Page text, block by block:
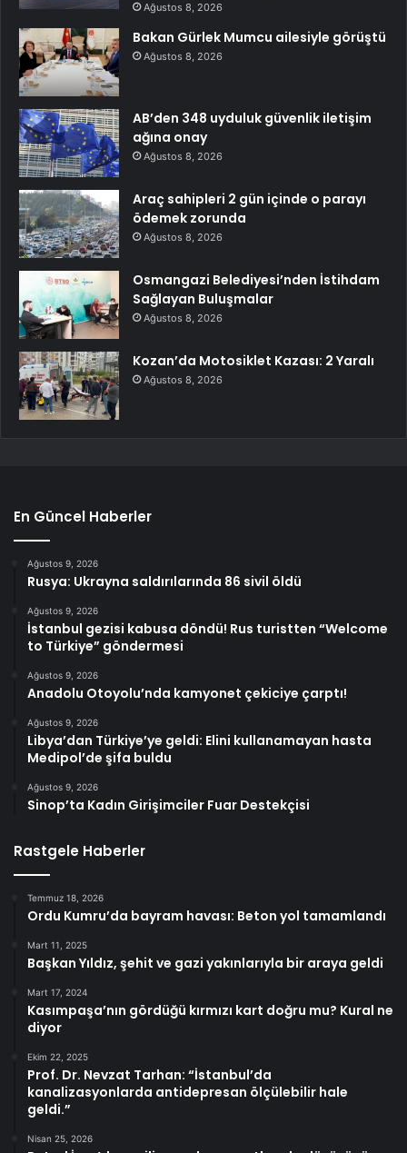
Ağustos 8, 2026
Bakan Gürlek Mumcu ailesiyle görüştü
Ağustos 8, 2026
AB’den 348 uyduluk güvenlik iletişim
ağına onay
Ağustos 8, 2026
Araç sahipleri 2 gün içinde o parayı
ödemek zorunda
Ağustos 8, 2026
Osmangazi Belediyesi’nden İstihdam
Sağlayan Buluşmalar
Ağustos 8, 2026
Kozan’da Motosiklet Kazası: 2 Yaralı
Ağustos 8, 2026
En Güncel Haberler
Ağustos 9, 2026
Rusya: Ukrayna saldırılarında 86 sivil öldü
Ağustos 9, 2026
İstanbul gezisi kabusa döndü! Rus turistten “Welcome
to Türkiye” göndermesi
Ağustos 9, 2026
Anadolu Otoyolu’nda kamyonet çekiciye çarptı!
Ağustos 9, 2026
Libya’dan Türkiye’ye geldi: Elini kullanamayan hasta
Medipol’de şifa buldu
Ağustos 9, 2026
Sinop’ta Kadın Girişimciler Fuar Destekçisi
Rastgele Haberler
Temmuz 18, 2026
Ordu Kumru’da bayram havası: Beton yol tamamlandı
Mart 11, 2025
Başkan Yıldız, şehit ve gazi yakınlarıyla bir araya geldi
Mart 17, 2024
Kasımpaşa’nın gördüğü kırmızı kart doğru mu? Kural ne
diyor
Ekim 22, 2025
Prof. Dr. Nevzat Tarhan: “İstanbul’da
kanalizasyonlarda antidepresan ölçülebilir hale
geldi.”
Nisan 25, 2026